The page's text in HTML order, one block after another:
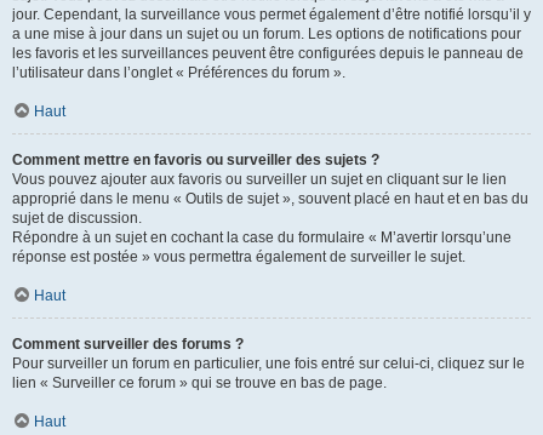
jour. Cependant, la surveillance vous permet également d’être notifié lorsqu’il y
a une mise à jour dans un sujet ou un forum. Les options de notifications pour
les favoris et les surveillances peuvent être configurées depuis le panneau de
l’utilisateur dans l’onglet « Préférences du forum ».
Haut
Comment mettre en favoris ou surveiller des sujets ?
Vous pouvez ajouter aux favoris ou surveiller un sujet en cliquant sur le lien
approprié dans le menu « Outils de sujet », souvent placé en haut et en bas du
sujet de discussion.
Répondre à un sujet en cochant la case du formulaire « M’avertir lorsqu’une
réponse est postée » vous permettra également de surveiller le sujet.
Haut
Comment surveiller des forums ?
Pour surveiller un forum en particulier, une fois entré sur celui-ci, cliquez sur le
lien « Surveiller ce forum » qui se trouve en bas de page.
Haut